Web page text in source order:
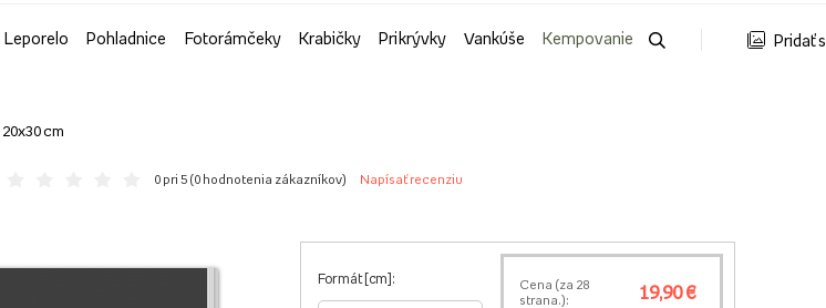
Leporelo Pohladnice Fotorámčeky Krabičky Prikrývky Vankúše Kempovanie Pridať
cm
0 pri 5 (0 hodnotenia zákazníkov) Napísať recenziu
Formát [cm]: Cena (za 28
strana.):
19,90 €